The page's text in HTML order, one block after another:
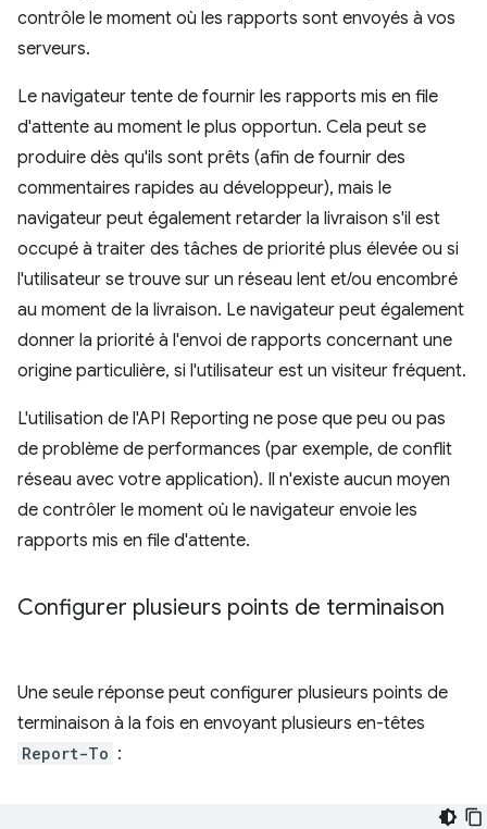
contrôle le moment où les rapports sont envoyés à vos
serveurs.
Le navigateur tente de fournir les rapports mis en file
d'attente au moment le plus opportun. Cela peut se
produire dès qu'ils sont prêts (afin de fournir des
commentaires rapides au développeur), mais le
navigateur peut également retarder la livraison s'il est
occupé à traiter des tâches de priorité plus élevée ou si
l'utilisateur se trouve sur un réseau lent et/ou encombré
au moment de la livraison. Le navigateur peut également
donner la priorité à l'envoi de rapports concernant une
origine particulière, si l'utilisateur est un visiteur fréquent.
L'utilisation de l'API Reporting ne pose que peu ou pas
de problème de performances (par exemple, de conflit
réseau avec votre application). Il n'existe aucun moyen
de contrôler le moment où le navigateur envoie les
rapports mis en file d'attente.
Configurer plusieurs points de terminaison
Une seule réponse peut configurer plusieurs points de
terminaison à la fois en envoyant plusieurs en-têtes
Report-To :